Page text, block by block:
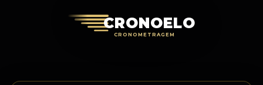
CRONOELO
CRONOMETRAGEM